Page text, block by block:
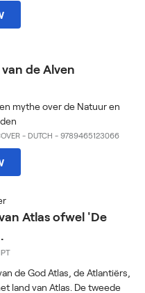
de Alven
mythe over de Natuur en
- DUTCH - 9789465123066
Atlas ofwel 'De
de God Atlas, de Atlantiërs,
land van Atlas. De tweede